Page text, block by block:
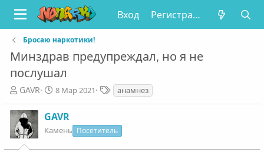
Вход Регистрация
Бросаю наркотики!
Минздрав предупреждал, но я не
послушал
А
т
о
р
т
GAVR
Д
т
а
н
8 Мар 2021
Т
е
и
анамнез
GAVR
Камень Посетитель